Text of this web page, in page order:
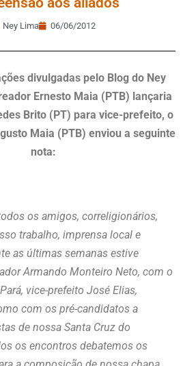
Ney Lima 06/06/2012
divulgadas pelo Blog do Ney
Ernesto Maia (PTB) lançaria
Brito (PT) para vice-prefeito, o
Maia (PTB) enviou a seguinte
nota:
os amigos, correligionários,
trabalho, imprensa local e
as últimas semanas estive
Armando Monteiro Neto, com o
vice-prefeito José Elias,
com os pré-candidatos a
de nossa Santa Cruz do
os encontros debatemos os